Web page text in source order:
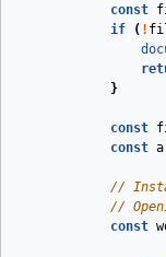
const
if
( !
}
const
const
//
//
const